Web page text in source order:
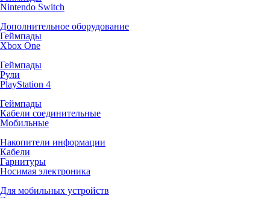
Nintendo Switch
Дополнительное оборудование
Геймпады
Xbox One
Геймпады
Рули
PlayStation 4
Геймпады
Кабели соединительные
Мобильные
Накопители информации
Кабели
Гарнитуры
Носимая электроника
Для мобильных устройств